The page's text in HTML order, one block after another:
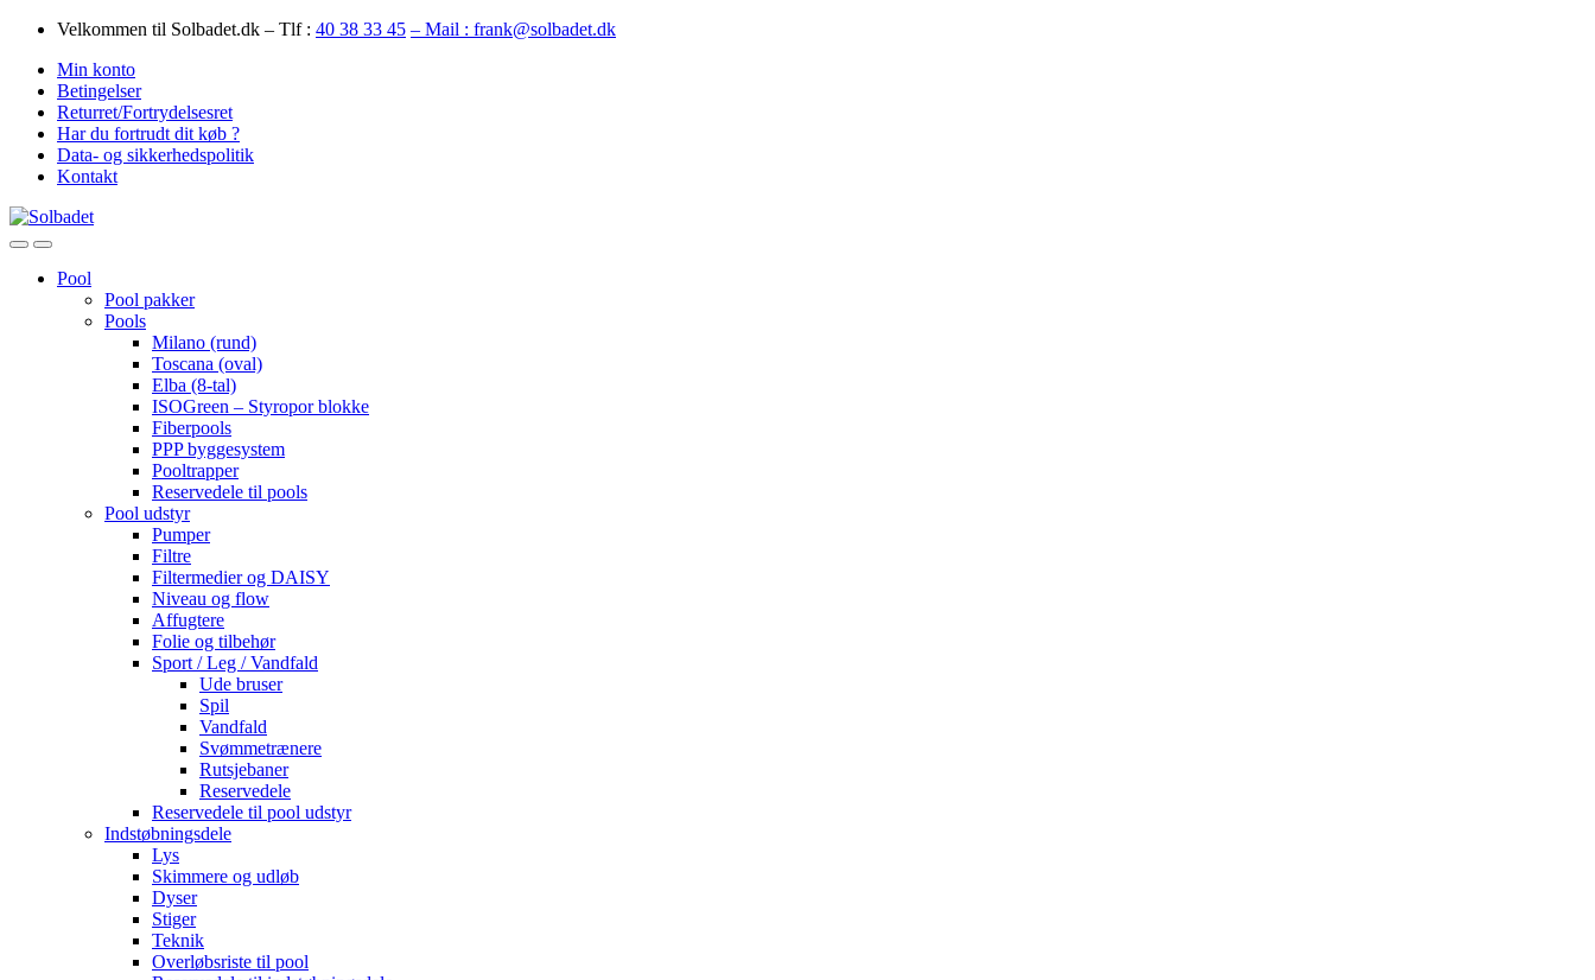
Skip
navigation
Skip
content
Velkommen til Solbadet.dk – Tlf : 40 38 33 45 – Mail : frank@solbadet.dk
Min konto
Betingelser
Returret/Fortrydelsesret
Har du fortrudt dit køb ?
Data- og sikkerhedspolitik
Kontakt
OpenClose
Pool
Pool pakker
Pools
Milano (rund)
Toscana (oval)
Elba (8-tal)
ISOGreen – Styropor blokke
Fiberpools
PPP byggesystem
Pooltrapper
Reservedele til pools
Pool udstyr
Pumper
Filtre
Filtermedier og DAISY
Niveau og flow
Affugtere
Folie og tilbehør
Sport / Leg / Vandfald
Ude bruser
Spil
Vandfald
Svømmetrænere
Rutsjebaner
Reservedele
Reservedele til pool udstyr
Indstøbningsdele
Lys
Skimmere og udløb
Dyser
Stiger
Teknik
Overløbsriste til pool